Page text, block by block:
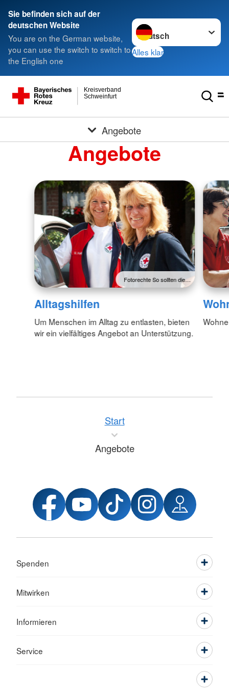
Sie befinden sich auf der
deutschen Website
You are on the German website,
you can use the switch to switch to
the English one
Sprache wechseln zu
Alles klar
Schweinfurt
Kreisverband
Angebote
Angebote
Fotorechte So sollten die…
Alltagshilfen
Um Menschen im Alltag zu entlasten, bieten
wir ein vielfältiges Angebot an Unterstützung.
Start
Angebote
Spenden
Mitwirken
Informieren
Service